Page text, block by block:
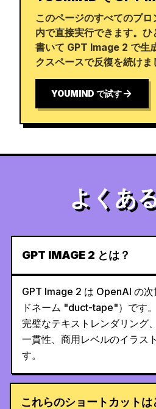
このページのすべてのプ
内で直接実行できます。
書いて GPT Image 2 で生
クスペースで反復を続けま
YOUMIND で試す
よくあ
GPT IMAGE 2 とは？
GPT Image 2 は OpenAI の
ドネーム "duct-tape"）です
完璧なテキストレンダリング
一貫性、商用レベルのイラス
す。
これらのショートカットは